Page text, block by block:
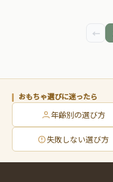
←
おもちゃ選びに迷ったら
年齢別の選び方
失敗しない選び方